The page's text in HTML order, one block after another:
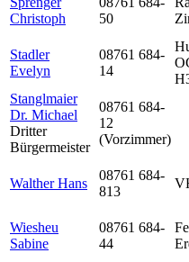
Christoph
50
Stadler
Evelyn
08761 684-
14
Stanglmaier
Dr. Michael
Dritter
Bürgermeister
08761 684-
12
(Vorzimmer)
Walther Hans
08761 684-
813
Wiesheu
Sabine
08761 684-
44